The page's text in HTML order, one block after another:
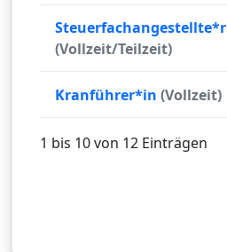
Steuerfachangestellte*r
(Vollzeit/Teilzeit)
Kranführer*in (Vollzeit)
1 bis 10 von 12 Einträgen